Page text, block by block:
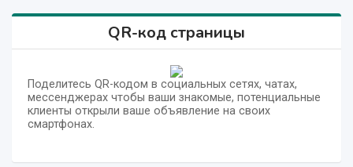
QR-код страницы
Поделитесь QR-кодом в социальных сетях, чатах,
мессенджерах чтобы ваши знакомые, потенциальные
клиенты открыли ваше объявление на своих
смартфонах.